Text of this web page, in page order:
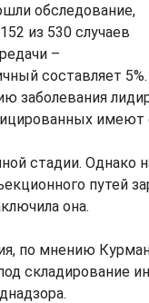
обследование,
из 530 случаев
–
составляет
заболевания
имеют
стадии. Однако
путей
она.
по мнению
складирование